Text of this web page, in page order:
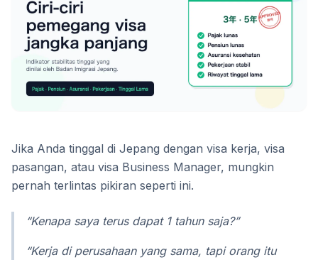
Jika Anda tinggal di Jepang dengan visa kerja, visa
pasangan, atau visa Business Manager, mungkin
pernah terlintas pikiran seperti ini.
“Kenapa saya terus dapat 1 tahun saja?”
“Kerja di perusahaan yang sama, tapi orang itu